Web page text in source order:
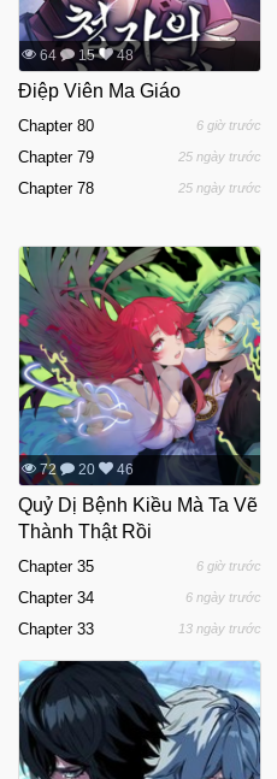
64 15 48
Điệp Viên Ma Giáo
Chapter 80 6 giờ trước
Chapter 79 25 ngày trước
Chapter 78 25 ngày trước
72 20 46
Quỷ Dị Bệnh Kiều Mà Ta Vẽ
Thành Thật Rồi
Chapter 35 6 giờ trước
Chapter 34 6 ngày trước
Chapter 33 13 ngày trước